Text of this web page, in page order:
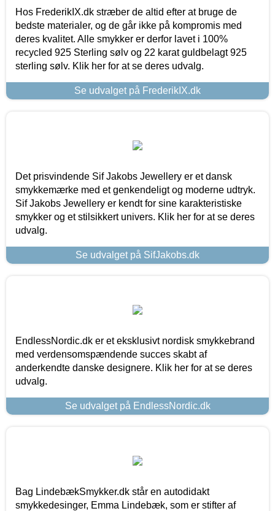
Hos FrederikIX.dk stræber de altid efter at bruge de
bedste materialer, og de går ikke på kompromis med
deres kvalitet. Alle smykker er derfor lavet i 100%
recycled 925 Sterling sølv og 22 karat guldbelagt 925
sterling sølv. Klik her for at se deres udvalg.
Se udvalget på FrederikIX.dk
Det prisvindende Sif Jakobs Jewellery er et dansk
smykkemærke med et genkendeligt og moderne udtryk.
Sif Jakobs Jewellery er kendt for sine karakteristiske
smykker og et stilsikkert univers. Klik her for at se deres
udvalg.
Se udvalget på SifJakobs.dk
EndlessNordic.dk er et eksklusivt nordisk smykkebrand
med verdensomspændende succes skabt af
anderkendte danske designere. Klik her for at se deres
udvalg.
Se udvalget på EndlessNordic.dk
Bag LindebækSmykker.dk står en autodidakt
smykkedesinger, Emma Lindebæk, som er stifter af